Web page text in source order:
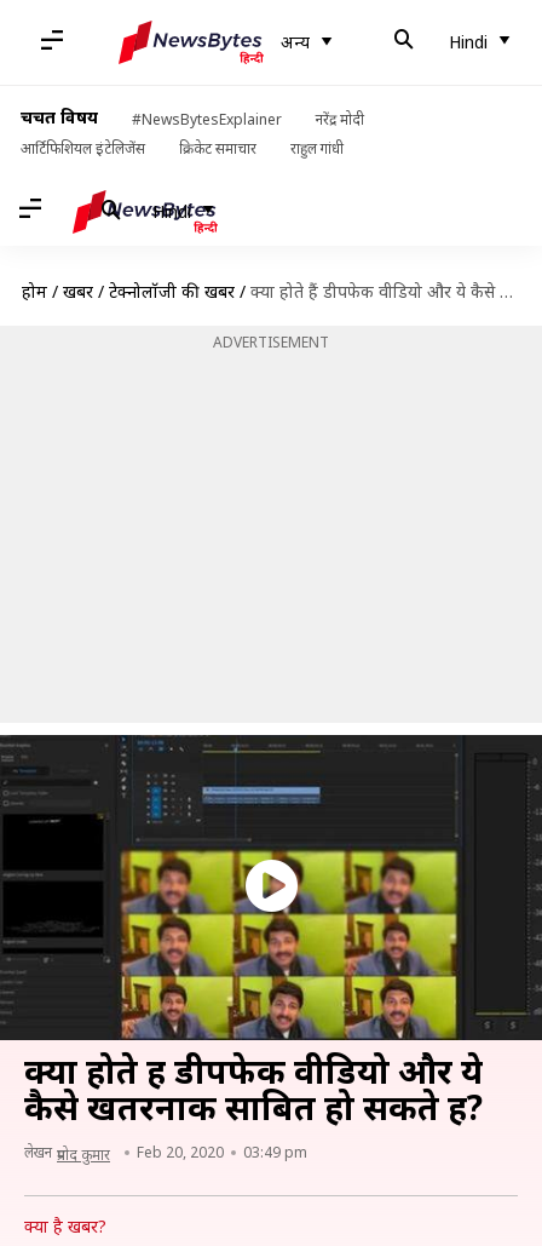
अन्य Hindi
चर्चित विषय #NewsBytesExplainer
नरेंद्र मोदी
आर्टिफिशियल इंटेलिजेंस
क्रिकेट समाचार राहुल गांधी
Hindi
होम / खबरें / टेक्नोलॉजी की खबरें / क्या होते हैं डीपफेक वीडियो और ये कैसे खतरनाक साबित हो सकते हैं?
ADVERTISEMENT
क्या होते हैं डीपफेक वीडियो और ये
कैसे खतरनाक साबित हो सकते हैं?
लेखन प्रमोद कुमार Feb 20, 2020 03:49 pm
क्या है खबर?